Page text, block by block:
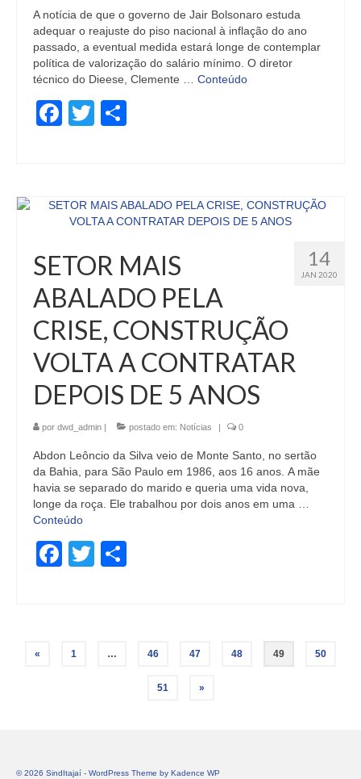
A notícia de que o governo de Jair Bolsonaro estuda
adequar o reajuste do piso nacional à inflação do ano
passado, a eventual medida estará longe de contemplar
política de valorização do salário mínimo. O diretor
técnico do Dieese, Clemente … Conteúdo
Facebook
Twitter
14
JAN 2020
SETOR MAIS
ABALADO PELA
CRISE, CONSTRUÇÃO
VOLTA A CONTRATAR
DEPOIS DE 5 ANOS
por dwd_admin | postado em: Notícias | 0
Abdon Leôncio da Silva veio de Monte Santo, no sertão
da Bahia, para São Paulo em 1986, aos 16 anos. A mãe
havia se separado do marido e queria uma vida nova,
longe da roça. Ele trabalhou por dois anos em uma …
Conteúdo
Facebook
Twitter
Paginação
« 1 … 46 47 48 49 50
51 »
© 2026 SindItajaí - WordPress Theme by Kadence WP